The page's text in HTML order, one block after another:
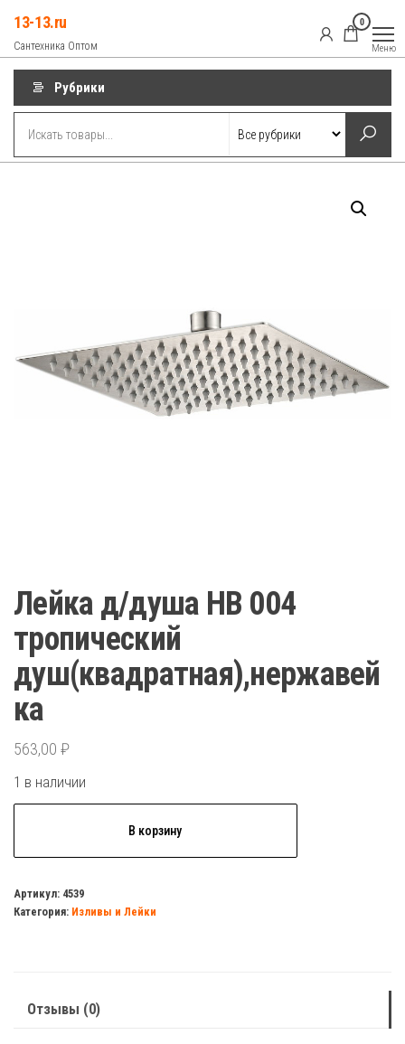
содержимому
13-13.ru
Сантехника Оптом
0
Меню
Рубрики
Лейка д/душа HB 004
тропический
душ(квадратная),нержавей
ка
563,00 ₽
1 в наличии
д/
душа
душ(квадратная),нержавейка
В корзину
Артикул: 4539
Категория: Изливы и Лейки
Отзывы (0)